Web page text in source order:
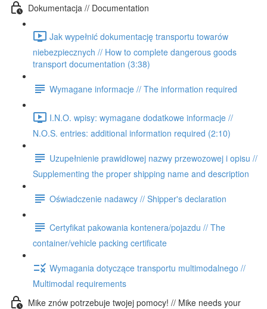
Dokumentacja // Documentation
Jak wypełnić dokumentację transportu towarów
niebezpiecznych // How to complete dangerous goods
transport documentation (3:38)
Wymagane informacje // The information required
I.N.O. wpisy: wymagane dodatkowe informacje //
N.O.S. entries: additional information required (2:10)
Uzupełnienie prawidłowej nazwy przewozowej i opisu //
Supplementing the proper shipping name and description
Oświadczenie nadawcy // Shipper's declaration
Certyfikat pakowania kontenera/pojazdu // The
container/vehicle packing certificate
Wymagania dotyczące transportu multimodalnego //
Multimodal requirements
Mike znów potrzebuje twojej pomocy! // Mike needs your